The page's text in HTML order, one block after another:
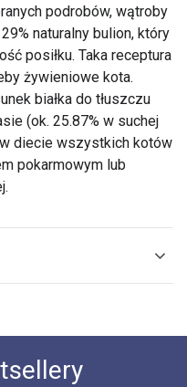
podrobów, wątroby
naturalny bulion, który
posiłku. Taka receptura
żywieniowe kota.
białka do tłuszczu
(ok. 25.87% w suchej
diecie wszystkich kotów
pokarmowym lub